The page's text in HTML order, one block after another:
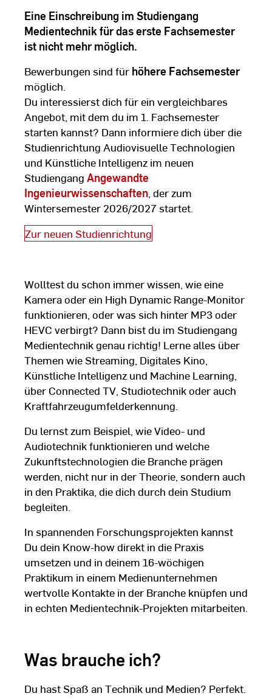
Eine Einschreibung im Studiengang
Medientechnik für das erste Fachsemester
ist nicht mehr möglich.
Bewerbungen sind für höhere Fachsemester
möglich.
Du interessierst dich für ein vergleichbares
Angebot, mit dem du im 1. Fachsemester
starten kannst? Dann informiere dich über die
Studienrichtung Audiovisuelle Technologien
und Künstliche Intelligenz im neuen
Studiengang Angewandte
Ingenieurwissenschaften, der zum
Wintersemester 2026/2027 startet.
Zur neuen Studienrichtung
Wolltest du schon immer wissen, wie eine
Kamera oder ein High Dynamic Range-Monitor
funktionieren, oder was sich hinter MP3 oder
HEVC verbirgt? Dann bist du im Studiengang
Medientechnik genau richtig! Lerne alles über
Themen wie Streaming, Digitales Kino,
Künstliche Intelligenz und Machine Learning,
über Connected TV, Studiotechnik oder auch
Kraftfahrzeugumfelderkennung.
Du lernst zum Beispiel, wie Video- und
Audiotechnik funktionieren und welche
Zukunftstechnologien die Branche prägen
werden, nicht nur in der Theorie, sondern auch
in den Praktika, die dich durch dein Studium
begleiten.
In spannenden Forschungsprojekten kannst
Du dein Know-how direkt in die Praxis
umsetzen und in deinem 16-wöchigen
Praktikum in einem Medienunternehmen
wertvolle Kontakte in der Branche knüpfen und
in echten Medientechnik-Projekten mitarbeiten.
Was brauche ich?
Du hast Spaß an Technik und Medien? Perfekt.